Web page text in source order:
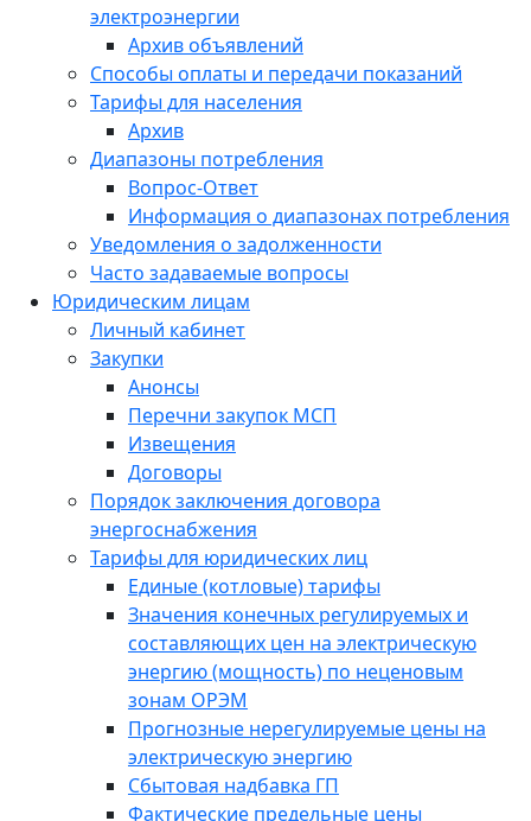
электроэнергии
Архив объявлений
Способы оплаты и передачи показаний
Тарифы для населения
Архив
Диапазоны потребления
Вопрос-Ответ
Информация о диапазонах потребления
Уведомления о задолженности
Часто задаваемые вопросы
Юридическим лицам
Личный кабинет
Закупки
Анонсы
Перечни закупок МСП
Извещения
Договоры
Порядок заключения договора
энергоснабжения
Тарифы для юридических лиц
Единые (котловые) тарифы
Значения конечных регулируемых и
составляющих цен на электрическую
энергию (мощность) по неценовым
зонам ОРЭМ
Прогнозные нерегулируемые цены на
электрическую энергию
Сбытовая надбавка ГП
Фактические предельные цены